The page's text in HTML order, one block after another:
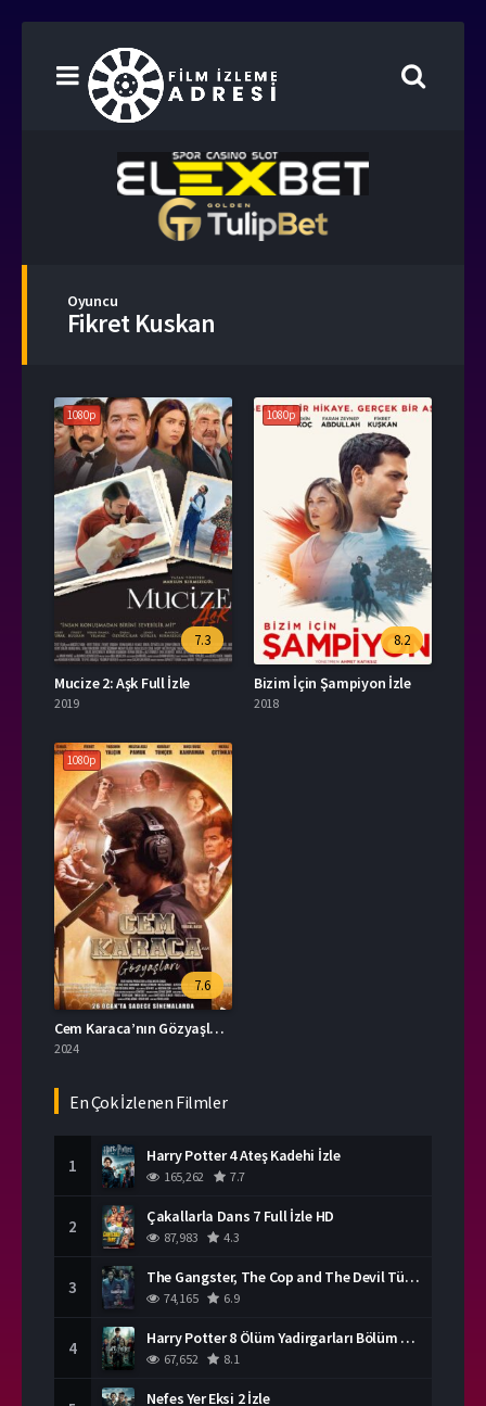
Oyuncu
Fikret Kuskan
1080p
7.3
Mucize 2: Aşk Full İzle
2019
1080p
8.2
Bizim İçin Şampiyon İzle
2018
1080p
7.6
Cem Karaca’nın Gözyaşları Filmi Full İzle
2024
En Çok İzlenen Filmler
1 Harry Potter 4 Ateş Kadehi İzle
165,262 7.7
2 Çakallarla Dans 7 Full İzle HD
87,983 4.3
3 The Gangster, The Cop and The Devil Türkçe Dublaj İzle
74,165 6.9
4 Harry Potter 8 Ölüm Yadirgarları Bölüm 2 İzle
67,652 8.1
Nefes Yer Eksi 2 İzle